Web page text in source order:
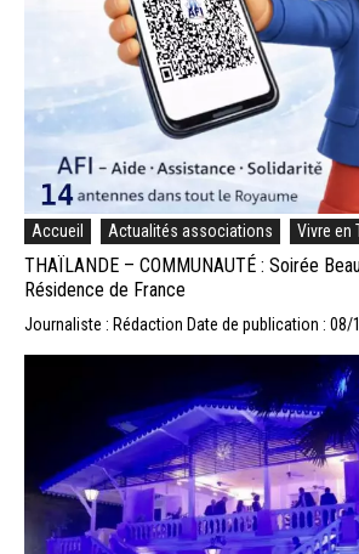
Accueil Actualités associations Vivre en
THAÏLANDE – COMMUNAUTÉ : Soirée
Résidence de France
Journaliste : Rédaction Date de publication : 08/